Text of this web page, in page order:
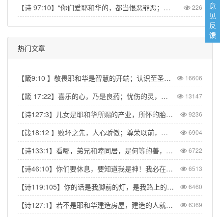
【诗 97:10】“你们爱耶和华的，都当恨恶罪恶；他保护圣民的性命，搭救他们脱离恶人的手。” 【Psa 97:10】Let those who love the LORD hate evil, for he guards the lives of his faithful ones and delivers them from the hand of the wicked. 226
热门文章
【箴9:10 】敬畏耶和华是智慧的开端；认识至圣者便是聪明。 16606
【箴 17:22】喜乐的心，乃是良药；忧伤的灵，使骨枯干。 13147
【诗127:3】儿女是耶和华所赐的产业，所怀的胎是他所给的赏赐。 9236
【箴18:12 】败坏之先，人心骄傲；尊荣以前，必有谦卑。 6904
【诗133:1】看哪，弟兄和睦同居，是何等的善，何等的美！ 6722
【诗46:10】你们要休息，要知道我是神！我必在外邦中被尊崇，在遍地上也被尊崇。 6513
【诗119:105】你的话是我脚前的灯，是我路上的光。 6460
【诗127:1】若不是耶和华建造房屋，建造的人就枉然劳力；若不是耶和华看守城池，看守的人就枉然儆醒。 6369
意
见
反
馈